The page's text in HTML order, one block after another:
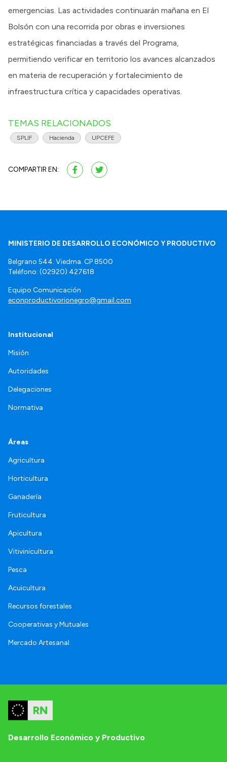
emergencias. Las actividades continuarán mañana en El
Bolsón con una recorrida por obras e inversiones
estratégicas financiadas a través del Programa,
permitiendo verificar en territorio los avances alcanzados
en materia de recuperación y fortalecimiento de
infraestructura crítica y capacidades operativas.
TEMAS RELACIONADOS
SPLIF Hacienda UPCEFE
COMPARTIR EN:
MINISTERIO DE DESARROLLO ECONÓMICO Y PRODUCTIVO
Belgrano 544. Viedma. CP 8500
Teléfono: (02920) 427618
Equipo Comunicación
econproductivorionegro@gmail.com
Institucional
Misión
Autoridades
Delegaciones
Normativa
Áreas
Agricultura
Horticultura
Ganadería
Fruticultura
Apicultura
Vitivinicultura
Pesca
Acuicultura
Recursos forestales
Cooperativas y Mutuales
Mercado Artesanal
Desarrollo Económico y Productivo